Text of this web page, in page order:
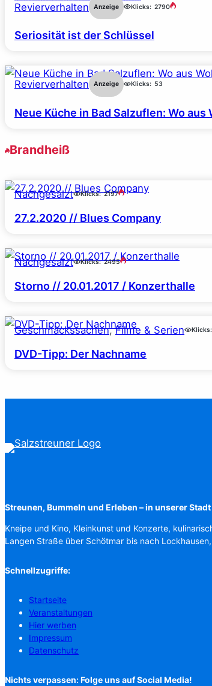
Revierverhalten Anzeige Klicks: 2790
Seriosität ist der Schlüssel
Revierverhalten Anzeige Klicks: 53
Neue Küche in Bad Salzuflen: Wo
Brandheiß
Nachgesalzt Klicks: 2197
27.2.2020 // Blues Company
Nachgesalzt Klicks: 2495
Storno // 20.01.2017 / Konzerthalle
Geschmackssachen, Filme & Serien Klicks:
DVD-Tipp: Der Nachname
Streunen, Bummeln und Erleben – in unserer
Kneipe und Kino, Kleinkunst und Konzerte,
Langen Straße über Schötmar bis nach
Schnellzugriffe:
Startseite
Veranstaltungen
Hier werben
Impressum
Datenschutz
Nichts verpassen: Folge uns auf Social Media!